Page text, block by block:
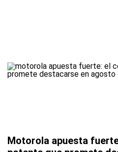
Motorola apuesta